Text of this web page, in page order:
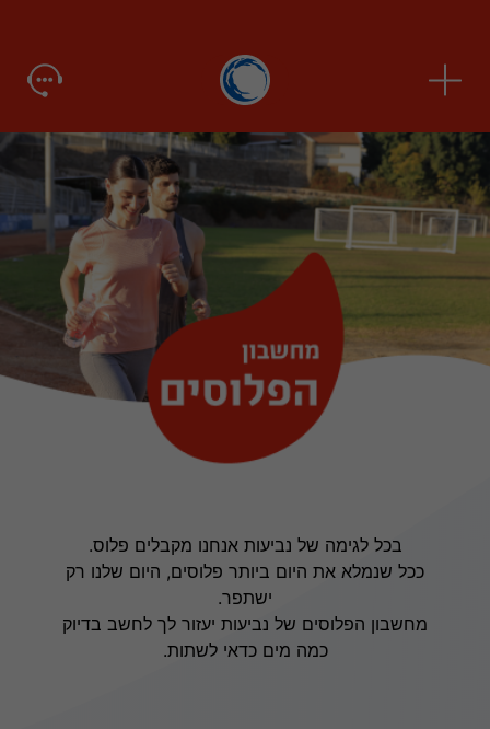
בכל לגימה של נביעות אנחנו מקבלים פלוס.
ככל שנמלא את היום ביותר פלוסים, היום שלנו רק
ישתפר.
מחשבון הפלוסים של נביעות יעזור לך לחשב בדיוק
כמה מים כדאי לשתות.